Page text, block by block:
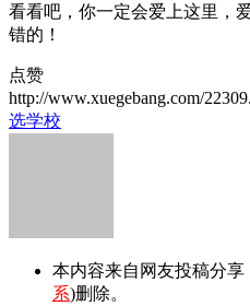
看看吧，你一定会爱上这里，
错的！
点赞
http://www.xuegebang.com/
选学校
本内容来自网友投稿分
系)删除。